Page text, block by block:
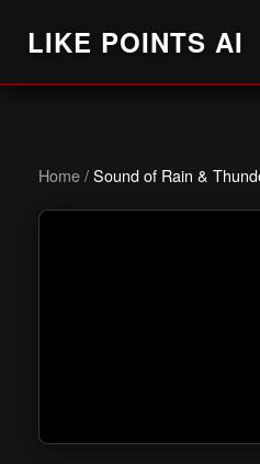
LIKE POINTS AI
Home/Sound of Rain &